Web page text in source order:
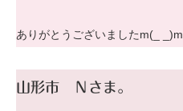
ありがとうございましたm(_ _)m
山形市 Ｎさま。